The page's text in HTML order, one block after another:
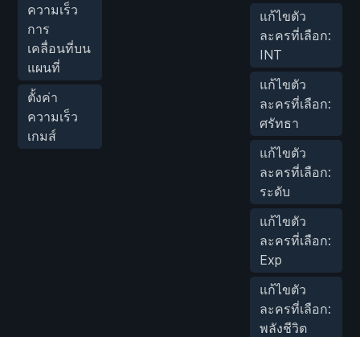
ความเร็ว
การ
เคลื่อนที่บน
แผนที่
ตั้งค่า
ความเร็ว
เกมส์
แก้ไขตัว
ละครที่เลือก:
INT
แก้ไขตัว
ละครที่เลือก:
ศรัทธา
แก้ไขตัว
ละครที่เลือก:
ระดับ
แก้ไขตัว
ละครที่เลือก:
Exp
แก้ไขตัว
ละครที่เลือก:
พลังชีวิต